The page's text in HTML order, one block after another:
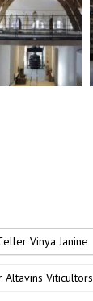
Vinya Janine
Altavins Viticultors